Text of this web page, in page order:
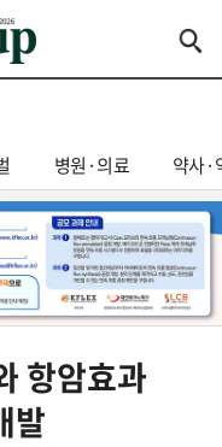
병원·의료 약사·
항암효과
발